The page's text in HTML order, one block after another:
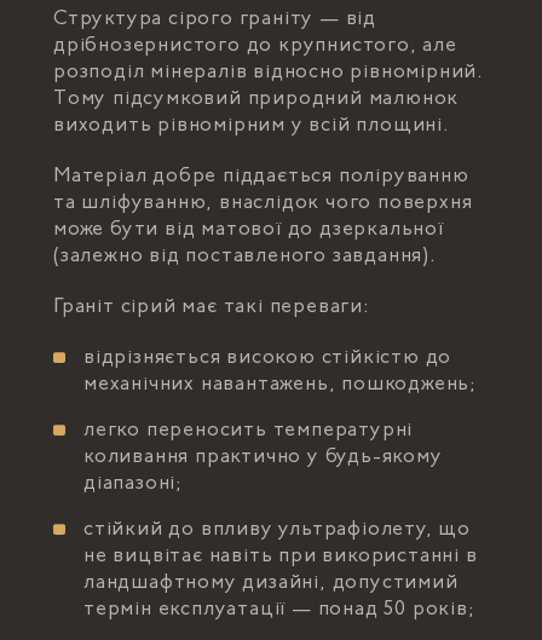
Структура сірого граніту — від
дрібнозернистого до крупнистого, але
розподіл мінералів відносно рівномірний.
Тому підсумковий природний малюнок
виходить рівномірним у всій площині.
Матеріал добре піддається поліруванню
та шліфуванню, внаслідок чого поверхня
може бути від матової до дзеркальної
(залежно від поставленого завдання).
Граніт сірий має такі переваги:
відрізняється високою стійкістю до
механічних навантажень, пошкоджень;
легко переносить температурні
коливання практично у будь-якому
діапазоні;
стійкий до впливу ультрафіолету, що
не вицвітає навіть при використанні в
ландшафтному дизайні, допустимий
термін експлуатації — понад 50 років;